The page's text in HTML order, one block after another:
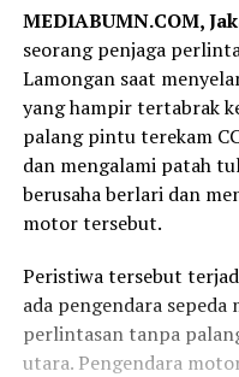
MEDIABUMN.COM,
seorang penjaga
Lamongan saat
yang hampir tertabrak
palang pintu terekam
dan mengalami patah
berusaha berlari dan
motor tersebut.
Peristiwa tersebut
ada pengendara
perlintasan tanpa
utara. Pengendara